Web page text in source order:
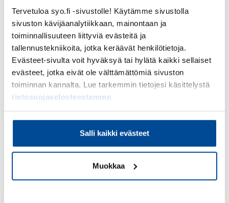
Tervetuloa syo.fi -sivustolle! Käytämme sivustolla
sivuston kävijäanalytiikkaan, mainontaan ja
toiminnallisuuteen liittyviä evästeitä ja
tallennustekniikoita, jotka keräävät henkilötietoja.
Evästeet-sivulta voit hyväksyä tai hylätä kaikki sellaiset
evästeet, jotka eivät ole välttämättömiä sivuston
toiminnan kannalta. Lue tarkemmin tietojesi käsittelystä
tietosuojaselosteestamme
Salli kaikki evästeet
Muokkaa
Suomen Yrittäjäopiston arvot on puettu käytännön
toimintatavaksi – Yrkkärihengeksi. Toimimme
koulutusalan suunnannäyttäjänä, yrittäjämäisesti
ja osaavasti.
Toimintatapamme näkyy toiminnassamme niin
asiakastyössä kuin työyhteisössämmekin.
Ota yhteyttä, kysy
lisää